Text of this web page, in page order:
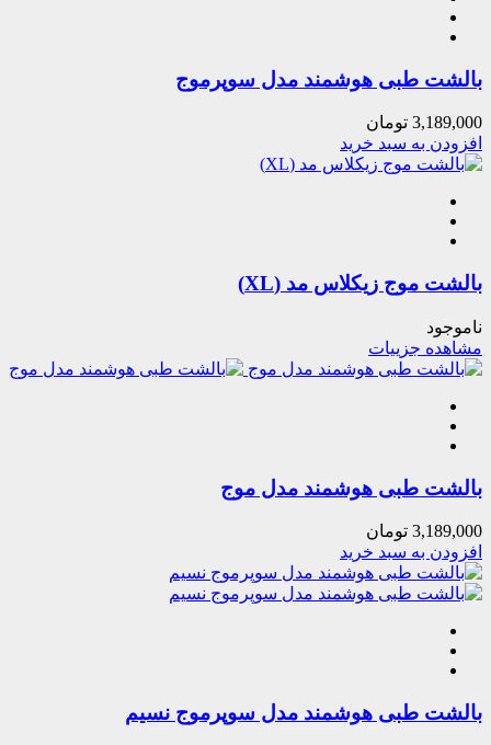
بالشت طبی هوشمند مدل سوپرموج
3,189,000 تومان
افزودن به سبد خرید
بالشت موج زیکلاس مد (XL)
ناموجود
مشاهده جزییات
بالشت طبی هوشمند مدل موج
3,189,000 تومان
افزودن به سبد خرید
بالشت طبی هوشمند مدل سوپرموج نسیم